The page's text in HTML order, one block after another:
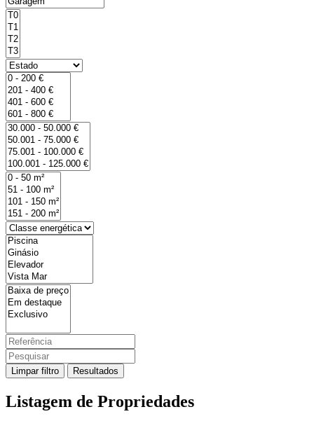
Limpar filtro Resultados
Listagem de Propriedades